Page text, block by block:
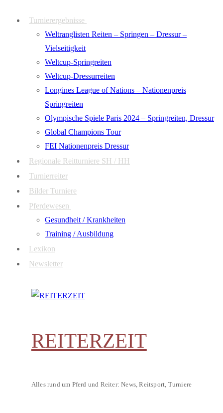
Turnierergebnisse
Weltranglisten Reiten – Springen – Dressur –
Vielseitigkeit
Weltcup-Springreiten
Weltcup-Dressurreiten
Longines League of Nations – Nationenpreis
Springreiten
Olympische Spiele Paris 2024 – Springreiten, Dressur
Global Champions Tour
FEI Nationenpreis Dressur
Regionale Reitturniere SH / HH
Turnierreiter
Bilder Turniere
Pferdewesen
Gesundheit / Krankheiten
Training / Ausbildung
Lexikon
Newsletter
REITERZEIT
Alles rund um Pferd und Reiter: News, Reitsport, Turniere